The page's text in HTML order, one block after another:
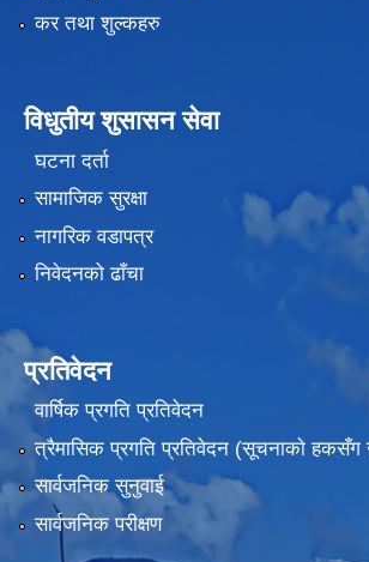
कर तथा शुल्कहरु
विधुतीय शुसासन सेवा
घटना दर्ता
सामाजिक सुरक्षा
नागरिक वडापत्र
निवेदनको ढाँचा
प्रतिवेदन
वार्षिक प्रगति प्रतिवेदन
त्रैमासिक प्रगति प्रतिवेदन (सूचनाकाे हकसँग
सार्वजनिक सुनुवाई
सार्वजनिक परीक्षण